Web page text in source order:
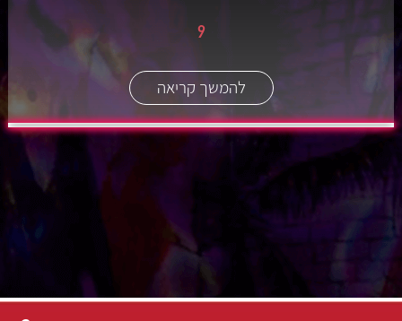
9
להמשך קריאה